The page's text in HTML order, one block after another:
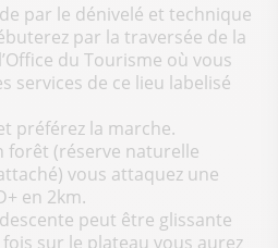
par le dénivelé et technique
par la traversée de la
du Tourisme où vous
services de ce lieu labelisé
préférez la marche.
forêt (réserve naturelle
vous attaquez une
en 2km.
peut être glissante
sur le plateau vous aurez